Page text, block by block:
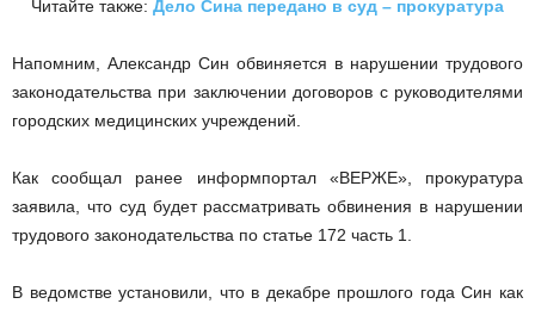
Читайте также: Дело Сина передано в суд – прокуратура
Напомним, Александр Син обвиняется в нарушении трудового
законодательства при заключении договоров с руководителями
городских медицинских учреждений.
Как сообщал ранее информпортал «ВЕРЖЕ», прокуратура
заявила, что суд будет рассматривать обвинения в нарушении
трудового законодательства по статье 172 часть 1.
В ведомстве установили, что в декабре прошлого года Син как